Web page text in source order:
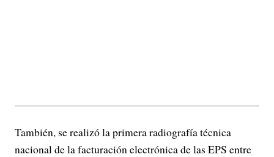
También, se realizó la primera radiografía técnica
nacional de la facturación electrónica de las EPS entre